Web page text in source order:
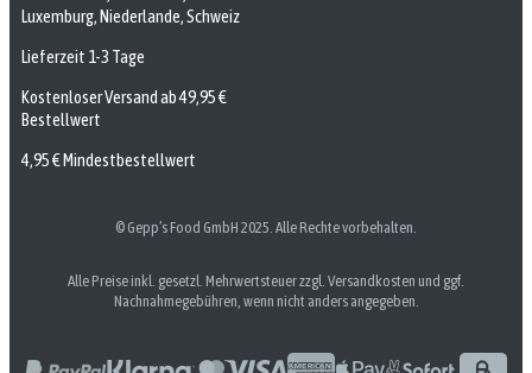
Luxemburg, Niederlande, Schweiz
Lieferzeit 1-3 Tage
Kostenloser Versand ab 49,95 €
Bestellwert
4,95 € Mindestbestellwert
© Gepp’s Food GmbH 2025. Alle Rechte vorbehalten.
Alle Preise inkl. gesetzl. Mehrwertsteuer zzgl. Versandkosten und ggf.
Nachnahmegebühren, wenn nicht anders angegeben.